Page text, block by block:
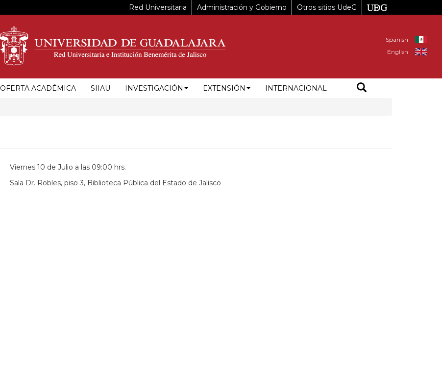
Red Universitaria Administración y Gobierno Otros sitios UdeG
Spanish
English
OFERTA ACADÉMICA SIIAU INVESTIGACIÓN EXTENSIÓN INTERNACIONAL
Viernes 10 de Julio a las 09:00 hrs.
Sala Dr. Robles, piso 3, Biblioteca Pública del Estado de Jalisco